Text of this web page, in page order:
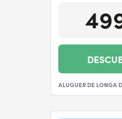
ALUGUER DE LONGA